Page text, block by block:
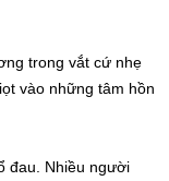
trong vắt cứ nhẹ
vào những tâm hồn
đau. Nhiều người